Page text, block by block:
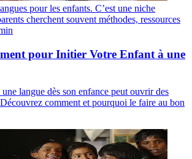
pour les enfants. C’est une niche
cherchent souvent méthodes, ressources
pour Initier Votre Enfant à une
langue dès son enfance peut ouvrir des
comment et pourquoi le faire au bon